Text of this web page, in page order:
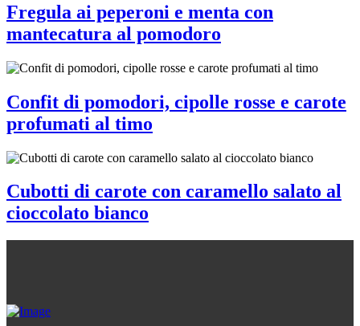
Fregula ai peperoni e menta con
mantecatura al pomodoro
Confit di pomodori, cipolle rosse e carote
profumati al timo
Cubotti di carote con caramello salato al
cioccolato bianco